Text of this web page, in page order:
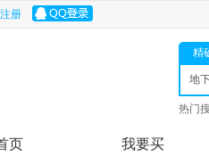
册
精
地
士
热门
页 我要买